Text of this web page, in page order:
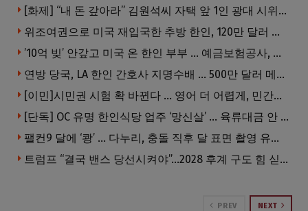
[화제] “내 돈 갚아라” 김원석씨 자택 앞 1인 광대 시위 … 한인 투자사, “108만 달러 못받아”
위조여권으로 미국 재입국한 추방 한인, 120만 달러 은행 사기 행각
’10억 빚’ 안갚고 미국 온 한인 부부 … 예금보험공사, 미국서 소송
연방 당국, LA 한인 간호사 지명수배 … 500만 달러 메디캐어 사기, 선고 직전 한국 도주
[이민]시민권 시험 확 바뀐다 … 영어 더 어렵게, 민간시험 도입 추진
[단독] OC 유명 한인식당 업주 ‘망신살’ … 육류대금 안 갚자 식당서 공개추심
팰컨9 달에 ‘쾅’ … 다누리, 충돌 직후 달 표면 촬영 유일 탐사선
트럼프 “결국 밴스 당선시켜야”…2028 후계 구도 힘 싣나
PREV NEXT